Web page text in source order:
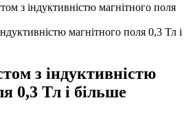
з індуктивністю магнітного поля
з індуктивністю
0,3 Тл і більше